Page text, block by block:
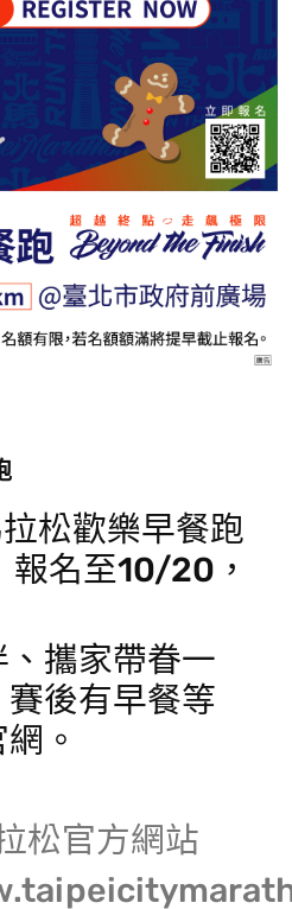
松歡樂早餐跑
名至10/20，
攜家帶眷一
後有早餐等
。
松官方網站